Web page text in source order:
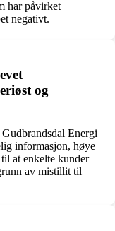
har påvirket
negativt.
og
Energi
informasjon, høye
at enkelte kunder
av mistillit til